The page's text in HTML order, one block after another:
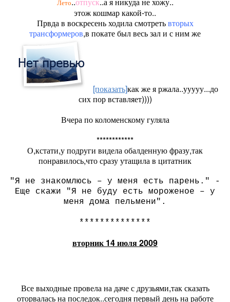
Лето
этож кошмар какой-то..
Првда в воскресень ходила смотретьвторых
трансформеров,в покате был весь зал и с ним же
[показать]как же я ржала..ууууу...до
сих пор вставляет))))
Вчера по коломенскому гуляла
************
О,кстати,у подруги видела обалденную фразу,так
понравилось,что сразу утащила в цитатник
"Я не знакомлюсь – у меня есть парень." -
Еще скажи "Я не буду есть мороженое – у
меня дома пельмени".
**************
вторник 14 июля 2009
Все выходные провела на даче с друзьями,так сказать
оторвалась на последок..сегодня первый день на работе